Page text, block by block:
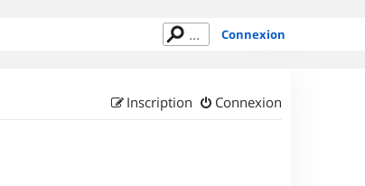
Connexion
Connexion
Inscription